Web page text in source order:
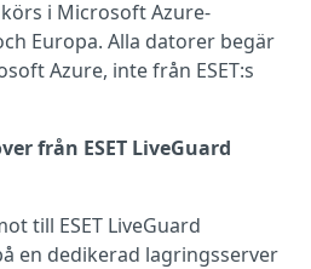
körs i Microsoft Azure-
Europa. Alla datorer begär
Azure, inte från ESET:s
från ESET LiveGuard
till ESET LiveGuard
en dedikerad lagringsserver